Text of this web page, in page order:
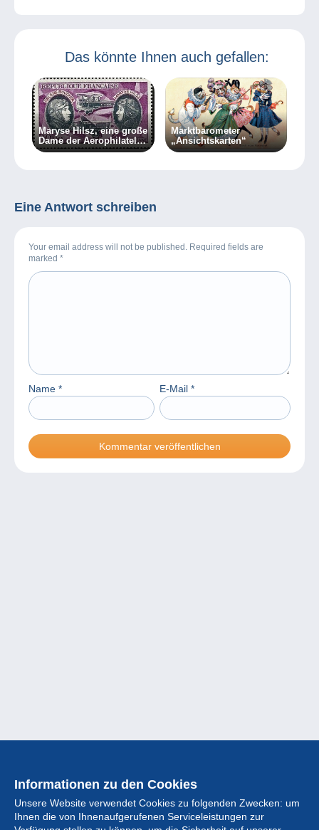
Das könnte Ihnen auch gefallen:
Maryse Hilsz, eine große
Dame der Aerophilatelie
(Teil 2)
Marktbarometer
„Ansichtskarten“
Eine Antwort schreiben
Your email address will not be published. Required fields are
marked *
Name * E-Mail *
Informationen zu den Cookies
Unsere Website verwendet Cookies zu folgenden Zwecken: um
Ihnen die von Ihnenaufgerufenen Serviceleistungen zur